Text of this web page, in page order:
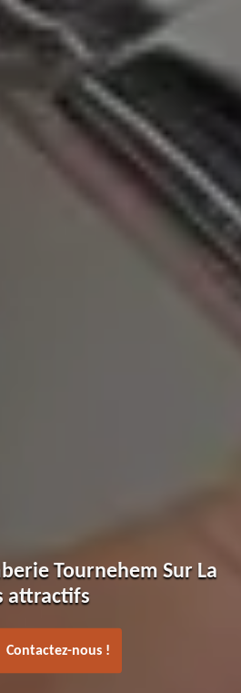
Tournehem Sur La
attractifs
Contactez-nous !